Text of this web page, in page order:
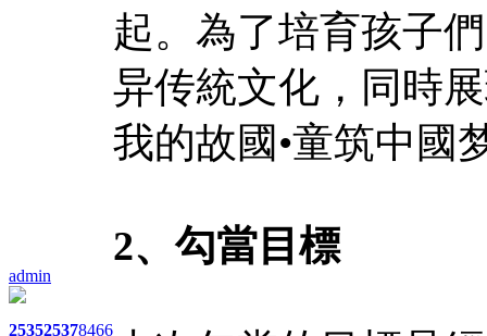
admin
253525378466
起。為了培育孩子
异传統文化，同時
我的故國•童筑中國
2、勾當目標